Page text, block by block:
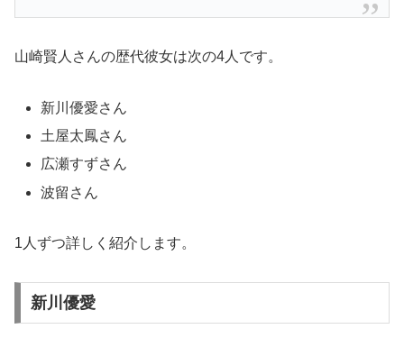
山崎賢人さんの歴代彼女は次の4人です。
新川優愛さん
土屋太鳳さん
広瀬すずさん
波留さん
1人ずつ詳しく紹介します。
新川優愛